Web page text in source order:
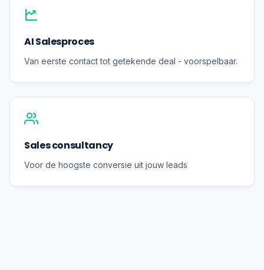
AI Salesproces
Van eerste contact tot getekende deal - voorspelbaar.
Sales consultancy
Voor de hoogste conversie uit jouw leads